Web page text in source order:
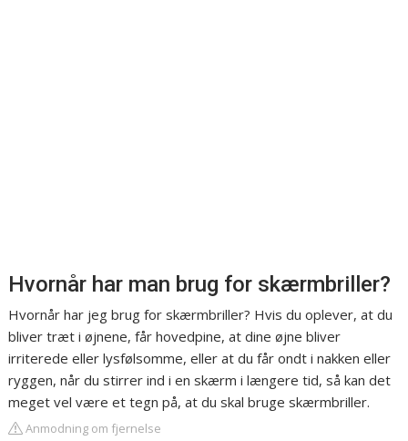
Hvornår har man brug for skærmbriller?
Hvornår har jeg brug for skærmbriller? Hvis du oplever, at du
bliver træt i øjnene, får hovedpine, at dine øjne bliver
irriterede eller lysfølsomme, eller at du får ondt i nakken eller
ryggen, når du stirrer ind i en skærm i længere tid, så kan det
meget vel være et tegn på, at du skal bruge skærmbriller.
Anmodning om fjernelse